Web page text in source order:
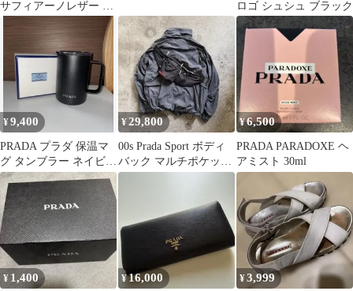
サフィアーノレザー グ
ロゴ シュシュ ブラック
¥9,400
PRADA プラダ 保温マ
グ タンブラー ネイビー
470ml
¥29,800
00s Prada Sport ボディ
バック マルチポケット
ブラック ナイロン
¥6,500
PRADA PARADOXE ヘ
アミスト 30ml
¥ 1,400 ¥16,000 ¥3,999